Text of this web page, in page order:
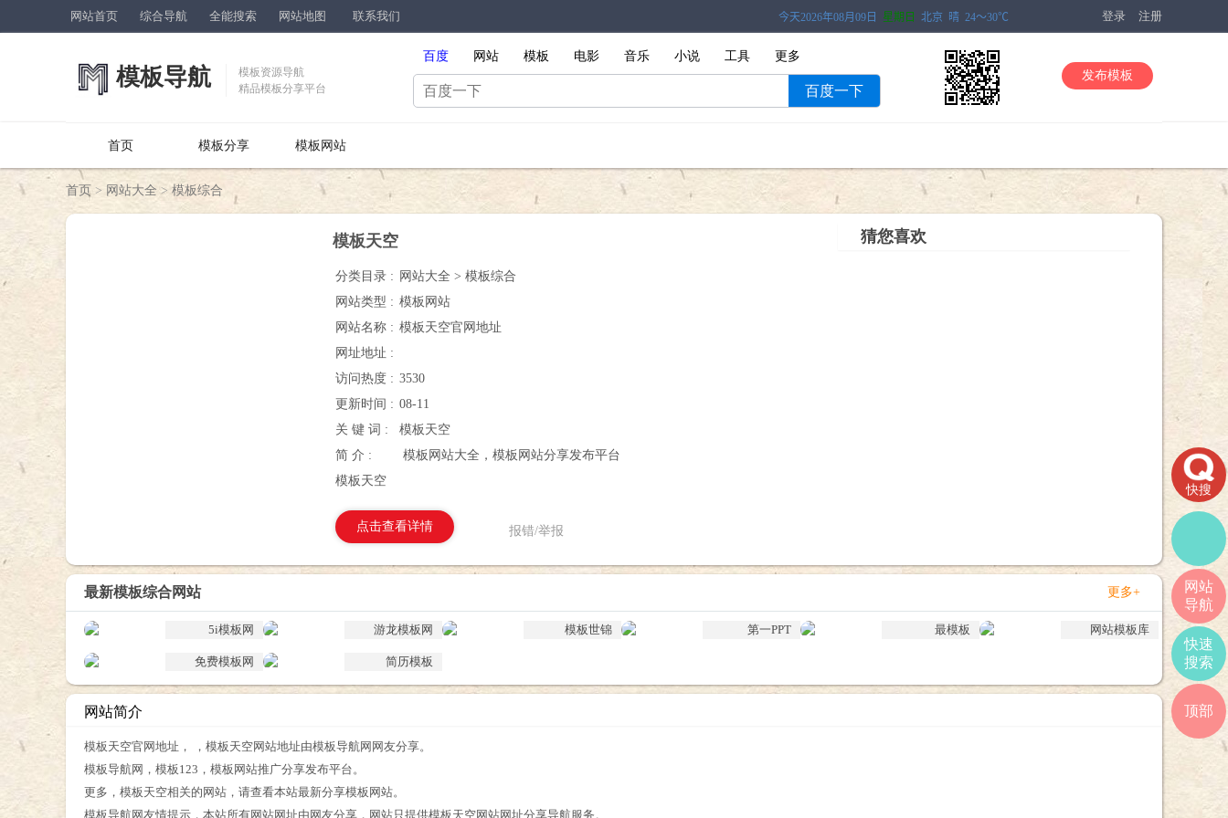
网站首页 综合导航 全能搜索 网站地图 联系我们 登录 注册
模板导航
模板资源导航
精品模板分享平台
百度 网站 模板 电影 音乐 小说 工具 更多
百度一下
发布模板
首页 模板分享 模板网站
首页 > 网站大全 > 模板综合
模板天空
分类目录 : 网站大全 > 模板综合
网站类型 : 模板网站
网站名称 : 模板天空官网地址
网址地址 :
访问热度 : 3530
更新时间 : 08-11
关 键 词 :
模板天空
简 介 :
模板网站大全，模板网站分享发布平台
模板天空
点击查看详情 报错/举报
猜您喜欢
最新模板综合网站 更多+
5i模板网 游龙模板网 模板世锦 第一PPT 最模板 网站模板库
免费模板网 简历模板
网站简介
模板天空官网地址， ，模板天空网站地址由模板导航网网友分享。
模板导航网，模板123，模板网站推广分享发布平台。
更多，模板天空相关的网站，请查看本站最新分享模板网站。
模板导航网友情提示，本站所有网站网址由网友分享，网站只提供模板天空网站网址分享导航服务。
快搜
网站
导航
快速
搜索
顶部